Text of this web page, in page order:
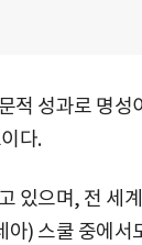
적 성과로 명성
다.
있으며, 전 세
) 스쿨 중에서